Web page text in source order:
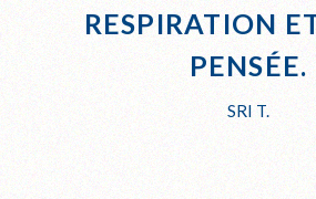
RESPIRATION
PENSÉE.
SRI T.